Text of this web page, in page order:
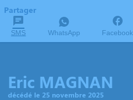
Partager
SMS WhatsApp Facebook
Eric MAGNAN
décédé le 25 novembre 2025